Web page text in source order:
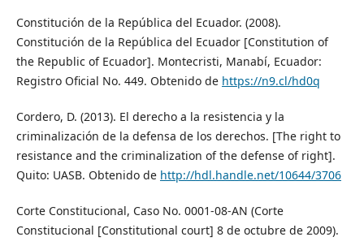
Constitución de la República del Ecuador. (2008).
Constitución de la República del Ecuador [Constitution of
the Republic of Ecuador]. Montecristi, Manabí, Ecuador:
Registro Oficial No. 449. Obtenido de https://n9.cl/hd0q
Cordero, D. (2013). El derecho a la resistencia y la
criminalización de la defensa de los derechos. [The right to
resistance and the criminalization of the defense of right].
Quito: UASB. Obtenido de http://hdl.handle.net/10644/3706
Corte Constitucional, Caso No. 0001-08-AN (Corte
Constitucional [Constitutional court] 8 de octubre de 2009).